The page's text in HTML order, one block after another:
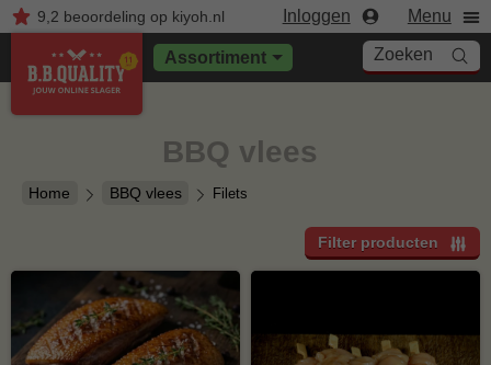
9,2 beoordelingop kiyoh.nl Inloggen Menu
Assortiment Zoeken
Home BBQ vlees Filets
BBQ vlees
Filter producten